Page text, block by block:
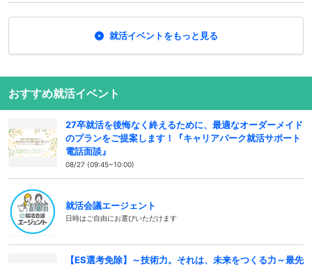
就活イベントをもっと見る
おすすめ就活イベント
27卒就活を後悔なく終えるために、最適なオーダーメイド
のプランをご提案します！『キャリアパーク就活サポート
電話面談』
08/27 (09:45~10:00)
就活会議エージェント
日時はご自由にお選びいただけます
【ES選考免除】～技術力。それは、未来をつくる力～最先